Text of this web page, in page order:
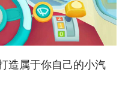
造属于你自己的小汽